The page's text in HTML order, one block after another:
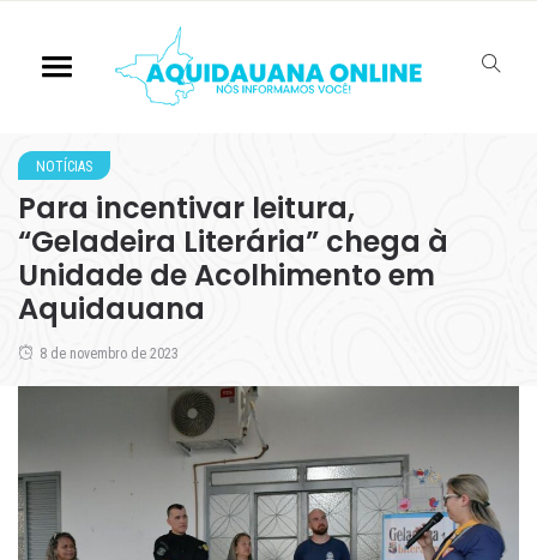
NOTÍCIAS
Para incentivar leitura,
“Geladeira Literária” chega à
Unidade de Acolhimento em
Aquidauana
8 de novembro de 2023